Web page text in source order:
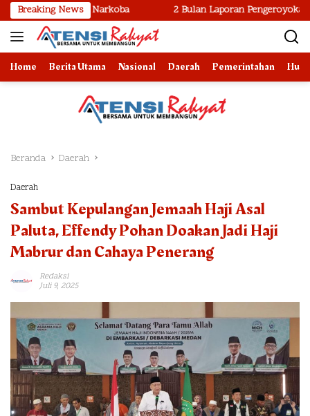
Langsung
ke
konten
Breaking News
Narkoba 2 Bulan Laporan Pengeroyokan di Polsek
Home Berita Utama Nasional Daerah Pemerintahan
Beranda Daerah
Daerah
Sambut Kepulangan Jemaah Haji Asal
Paluta, Effendy Pohan Doakan Jadi Haji
Mabrur dan Cahaya Penerang
Redaksi
Juli 9, 2025